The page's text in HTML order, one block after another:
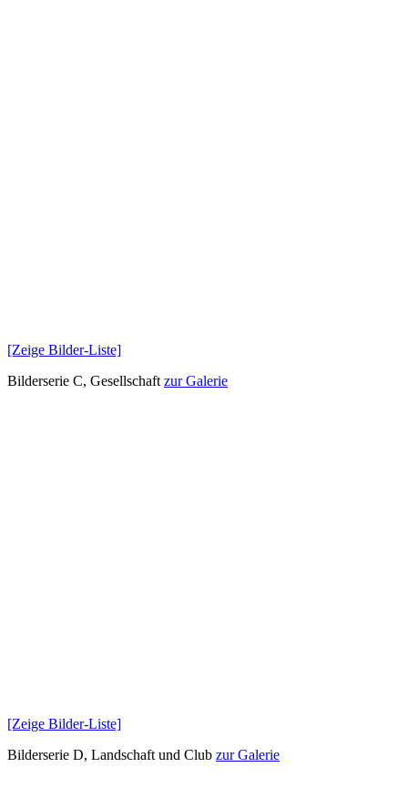
[Zeige Bilder-Liste]
Bilderserie C, Gesellschaft zur Galerie
[Zeige Bilder-Liste]
Bilderserie D, Landschaft und Club zur Galerie